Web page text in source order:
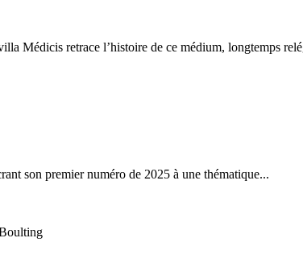
Médicis retrace l’histoire de ce médium, longtemps
son premier numéro de 2025 à une thématique...